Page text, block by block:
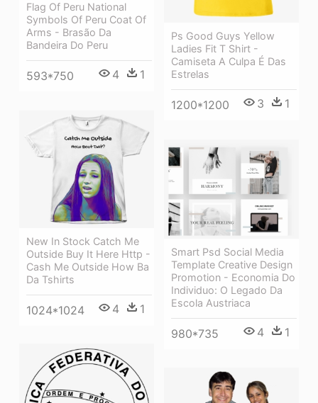
Flag Of Peru National
Symbols Of Peru Coat Of
Arms - Brasão Da
Bandeira Do Peru
593*750 4 1
Ps Good Guys Yellow
Ladies Fit T Shirt -
Camiseta A Culpa É Das
Estrelas
1200*1200 3 1
New In Stock Catch Me
Outside Buy It Here Http -
Cash Me Outside How Ba
Da Tshirts
1024*1024 4 1
Smart Psd Social Media
Template Creative Design
Promotion - Economia Do
Individuo: O Legado Da
Escola Austriaca
980*735 4 1